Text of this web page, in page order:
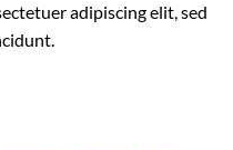
adipiscing elit, sed